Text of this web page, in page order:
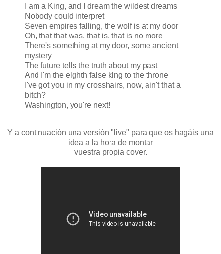
I am a King, and I dream the wildest dreams
Nobody could interpret
Seven empires falling, the wolf is at my door
Oh, that that was, that is, that is no more
There's something at my door, some ancient
mystery
The future tells the truth about my past
And I'm the eighth false king to the throne
I've got you in my crosshairs, now, ain't that a
bitch?
Washington, you're next!
Y a continuación una versión "live" para que os hagáis una
idea a la hora de montar
vuestra propia cover.